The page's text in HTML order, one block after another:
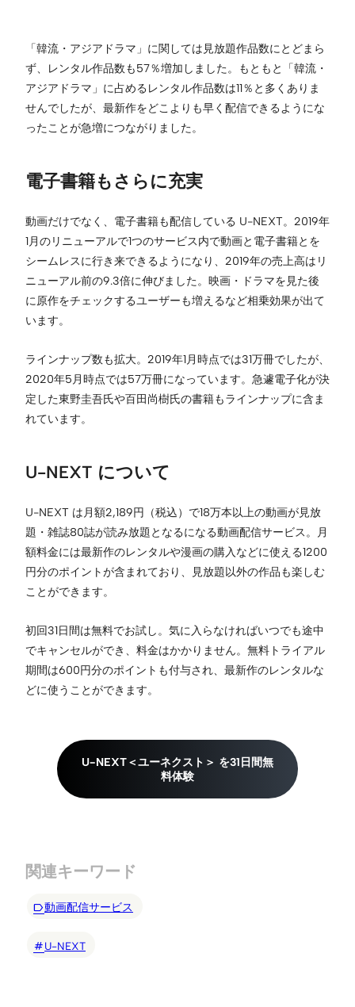
「韓流・アジアドラマ」に関しては見放題作品数にとどまら
ず、レンタル作品数も57％増加しました。もともと「韓流・
アジアドラマ」に占めるレンタル作品数は11％と多くありま
せんでしたが、最新作をどこよりも早く配信できるようにな
ったことが急増につながりました。
電子書籍もさらに充実
動画だけでなく、電子書籍も配信している U-NEXT。2019年
1月のリニューアルで1つのサービス内で動画と電子書籍とを
シームレスに行き来できるようになり、2019年の売上高はリ
ニューアル前の9.3倍に伸びました。映画・ドラマを見た後
に原作をチェックするユーザーも増えるなど相乗効果が出て
います。
ラインナップ数も拡大。2019年1月時点では31万冊でしたが、
2020年5月時点では57万冊になっています。急遽電子化が決
定した東野圭吾氏や百田尚樹氏の書籍もラインナップに含ま
れています。
U-NEXT について
U-NEXT は月額2,189円（税込）で18万本以上の動画が見放
題・雑誌80誌が読み放題となるになる動画配信サービス。月
額料金には最新作のレンタルや漫画の購入などに使える1200
円分のポイントが含まれており、見放題以外の作品も楽しむ
ことができます。
初回31日間は無料でお試し。気に入らなければいつでも途中
でキャンセルができ、料金はかかりません。無料トライアル
期間は600円分のポイントも付与され、最新作のレンタルな
どに使うことができます。
U-NEXT＜ユーネクスト＞ を31日間無
料体験
関連キーワード
動画配信サービス
U-NEXT